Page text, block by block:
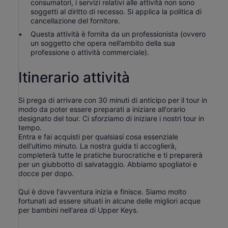
consumatori, i servizi relativi alle attività non sono
soggetti al diritto di recesso. Si applica la politica di
cancellazione del fornitore.
Questa attività è fornita da un professionista (ovvero
un soggetto che opera nell’ambito della sua
professione o attività commerciale).
Itinerario attività
Si prega di arrivare con 30 minuti di anticipo per il tour in
modo da poter essere preparati a iniziare all'orario
designato del tour. Ci sforziamo di iniziare i nostri tour in
tempo.
Entra e fai acquisti per qualsiasi cosa essenziale
dell'ultimo minuto. La nostra guida ti accoglierà,
completerà tutte le pratiche burocratiche e ti preparerà
per un giubbotto di salvataggio. Abbiamo spogliatoi e
docce per dopo.
Qui è dove l'avventura inizia e finisce. Siamo molto
fortunati ad essere situati in alcune delle migliori acque
per bambini nell'area di Upper Keys.